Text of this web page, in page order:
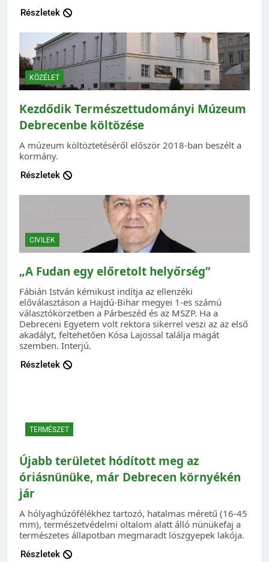
Részletek
KÖZÉLET
Kezdődik Természettudományi Múzeum
Debrecenbe költözése
A múzeum költöztetéséről először 2018-ban beszélt a
kormány.
Részletek
CIVILEK
„A Fudan egy előretolt helyőrség”
Fábián István kémikust indítja az ellenzéki
előválasztáson a Hajdú-Bihar megyei 1-es számú
választókörzetben a Párbeszéd és az MSZP. Ha a
Debreceni Egyetem volt rektora sikerrel veszi az az első
akadályt, feltehetően Kósa Lajossal találja magát
szemben. Interjú.
Részletek
TERMÉSZET
Újabb területet hódított meg az
óriásnünüke, már Debrecen környékén
jár
A hólyaghúzófélékhez tartozó, hatalmas méretű (16-45
mm), természetvédelmi oltalom alatt álló nünükefaj a
természetes állapotban megmaradt löszgyepek lakója.
Részletek